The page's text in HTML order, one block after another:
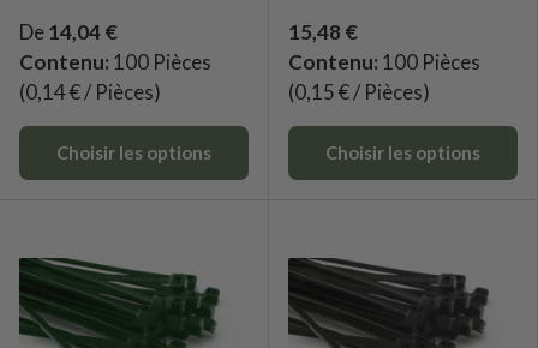
De14,04 €
Contenu: 100 Pièces
(0,14 € / Pièces)
Choisir les options
15,48 €
Contenu: 100 Pièces
(0,15 € / Pièces)
Choisir les options